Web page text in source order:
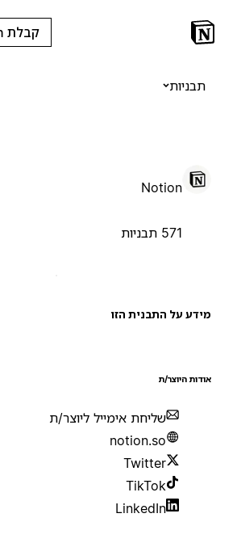
קבלת Notion בחינם
תבניות
Notion
על התבנית הזו
היוצר/ת
שליחת אימייל ליוצר/ת
notion.so
Twitter
TikTok
LinkedIn